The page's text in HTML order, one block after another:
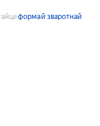
формай зваротнай